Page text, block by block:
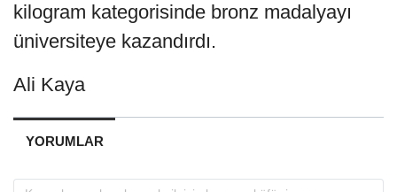
kilogram kategorisinde bronz madalyayı
üniversiteye kazandırdı.
Ali Kaya
YORUMLAR